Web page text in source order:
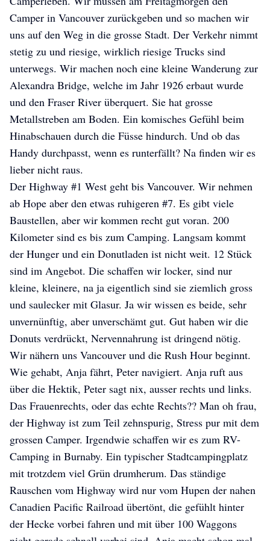
Camper in Vancouver zurückgeben und so machen wir
uns auf den Weg in die grosse Stadt. Der Verkehr nimmt
stetig zu und riesige, wirklich riesige Trucks sind
unterwegs. Wir machen noch eine kleine Wanderung zur
Alexandra Bridge, welche im Jahr 1926 erbaut wurde
und den Fraser River überquert. Sie hat grosse
Metallstreben am Boden. Ein komisches Gefühl beim
Hinabschauen durch die Füsse hindurch. Und ob das
Handy durchpasst, wenn es runterfällt? Na finden wir es
lieber nicht raus.
Der Highway #1 West geht bis Vancouver. Wir nehmen
ab Hope aber den etwas ruhigeren #7. Es gibt viele
Baustellen, aber wir kommen recht gut voran. 200
Kilometer sind es bis zum Camping. Langsam kommt
der Hunger und ein Donutladen ist nicht weit. 12 Stück
sind im Angebot. Die schaffen wir locker, sind nur
kleine, kleinere, na ja eigentlich sind sie ziemlich gross
und saulecker mit Glasur. Ja wir wissen es beide, sehr
unvernünftig, aber unverschämt gut. Gut haben wir die
Donuts verdrückt, Nervennahrung ist dringend nötig.
Wir nähern uns Vancouver und die Rush Hour beginnt.
Wie gehabt, Anja fährt, Peter navigiert. Anja ruft aus
über die Hektik, Peter sagt nix, ausser rechts und links.
Das Frauenrechts, oder das echte Rechts?? Man oh frau,
der Highway ist zum Teil zehnspurig, Stress pur mit dem
grossen Camper. Irgendwie schaffen wir es zum RV-
Camping in Burnaby. Ein typischer Stadtcampingplatz
mit trotzdem viel Grün drumherum. Das ständige
Rauschen vom Highway wird nur vom Hupen der nahen
Canadien Pacific Railroad übertönt, die gefühlt hinter
der Hecke vorbei fahren und mit über 100 Waggons